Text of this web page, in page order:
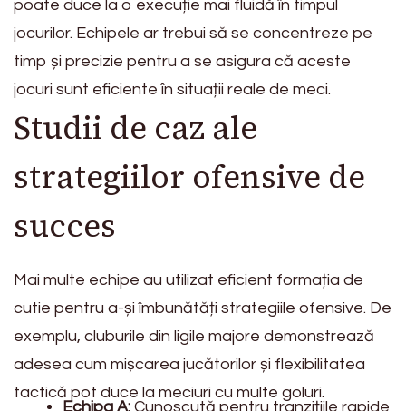
poate duce la o execuție mai fluidă în timpul
jocurilor. Echipele ar trebui să se concentreze pe
timp și precizie pentru a se asigura că aceste
jocuri sunt eficiente în situații reale de meci.
Studii de caz ale
strategiilor ofensive de
succes
Mai multe echipe au utilizat eficient formația de
cutie pentru a-și îmbunătăți strategiile ofensive. De
exemplu, cluburile din ligile majore demonstrează
adesea cum mișcarea jucătorilor și flexibilitatea
tactică pot duce la meciuri cu multe goluri.
Echipa A: Cunoscută pentru tranzițiile rapide